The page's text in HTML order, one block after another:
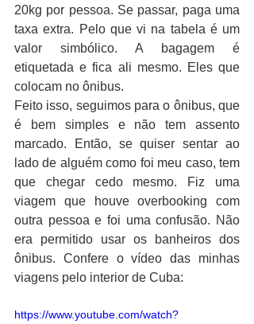
20kg por pessoa. Se passar, paga uma
taxa extra. Pelo que vi na tabela é um
valor simbólico. A bagagem é
etiquetada e fica ali mesmo. Eles que
colocam no ônibus.
Feito isso, seguimos para o ônibus, que
é bem simples e não tem assento
marcado. Então, se quiser sentar ao
lado de alguém como foi meu caso, tem
que chegar cedo mesmo. Fiz uma
viagem que houve overbooking com
outra pessoa e foi uma confusão. Não
era permitido usar os banheiros dos
ônibus. Confere o vídeo das minhas
viagens pelo interior de Cuba:
https://www.youtube.com/watch?